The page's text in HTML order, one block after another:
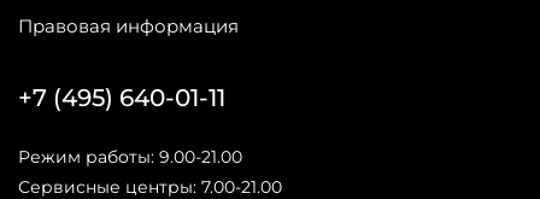
Правовая информация
+7 (495) 640-01-11
Режим работы: 9.00-21.00
Сервисные центры: 7.00-21.00